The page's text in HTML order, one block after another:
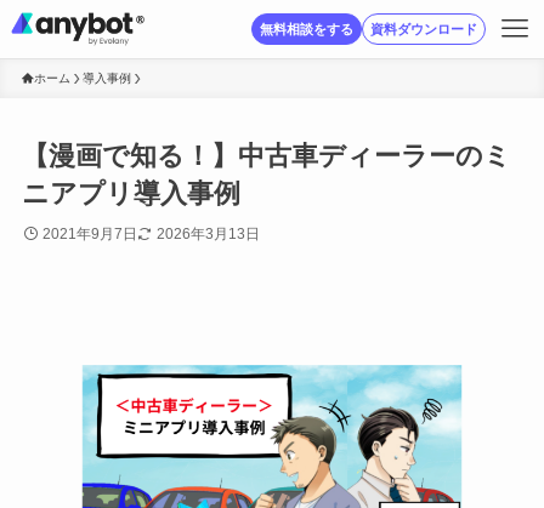
無料相談をする 資料ダウンロード
ホーム 導入事例
【漫画で知る！】中古車ディーラーのミ
ニアプリ導入事例
2021年9月7日 2026年3月13日